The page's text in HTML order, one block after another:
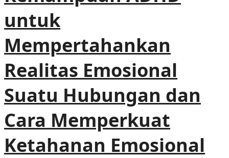
untuk
Mempertahankan
Realitas Emosional
Suatu Hubungan dan
Cara Memperkuat
Ketahanan Emosional